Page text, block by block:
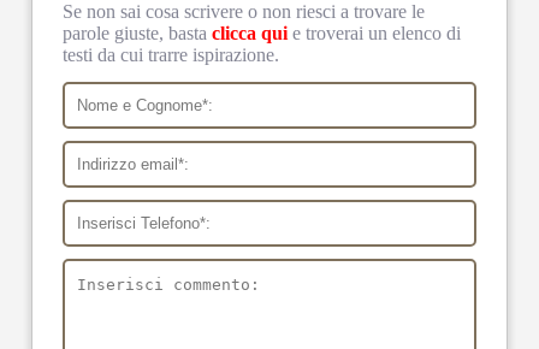
Se non sai cosa scrivere o non riesci a trovare le
parole giuste, bastaclicca qui e troverai un elenco di
testi da cui trarre ispirazione.